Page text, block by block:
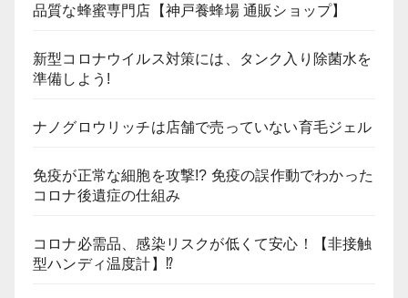
品質な蜂蜜専門店【神戸養蜂場 通販ショップ】
新型コロナウイルス対策には、タンク入り除菌水を
準備しよう!
ナノグロウリッチは店舗で売っていない育毛ジェル
免疫が正常な細胞を攻撃!? 免疫の誤作動でわかった
コロナ後遺症の仕組み
コロナ必需品、感染リスクが低くて安心！【非接触
型ハンディ温度計】⁉